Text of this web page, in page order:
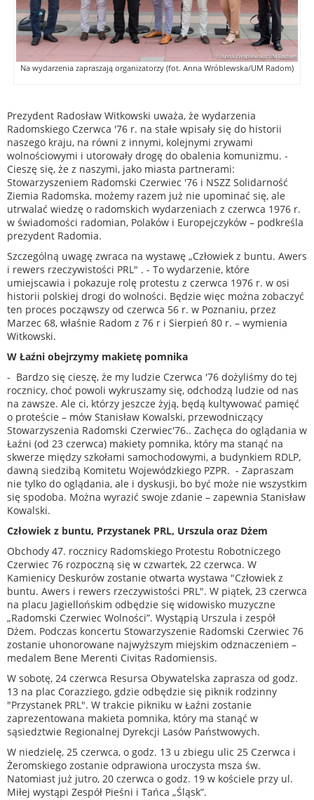
Na wydarzenia zapraszają organizatorzy (fot. Anna Wróblewska/UM Radom)
Prezydent Radosław Witkowski uważa, że wydarzenia
Radomskiego Czerwca '76 r. na stałe wpisały się do historii
naszego kraju, na równi z innymi, kolejnymi zrywami
wolnościowymi i utorowały drogę do obalenia komunizmu. -
Cieszę się, że z naszymi, jako miasta partnerami:
Stowarzyszeniem Radomski Czerwiec '76 i NSZZ Solidarność
Ziemia Radomska, możemy razem już nie upominać się, ale
utrwalać wiedzę o radomskich wydarzeniach z czerwca 1976 r.
w świadomości radomian, Polaków i Europejczyków – podkreśla
prezydent Radomia.
Szczególną uwagę zwraca na wystawę „Człowiek z buntu. Awers
i rewers rzeczywistości PRL" . - To wydarzenie, które
umiejscawia i pokazuje rolę protestu z czerwca 1976 r. w osi
historii polskiej drogi do wolności. Będzie więc można zobaczyć
ten proces począwszy od czerwca 56 r. w Poznaniu, przez
Marzec 68, właśnie Radom z 76 r i Sierpień 80 r. – wymienia
Witkowski.
W Łaźni obejrzymy makietę pomnika
- Bardzo się cieszę, że my ludzie Czerwca '76 dożyliśmy do tej
rocznicy, choć powoli wykruszamy się, odchodzą ludzie od nas
na zawsze. Ale ci, którzy jeszcze żyją, będą kultywować pamięć
o proteście – mów Stanisław Kowalski, przewodniczący
Stowarzyszenia Radomski Czerwiec'76.. Zachęca do oglądania w
Łaźni (od 23 czerwca) makiety pomnika, który ma stanąć na
skwerze między szkołami samochodowymi, a budynkiem RDLP,
dawną siedzibą Komitetu Wojewódzkiego PZPR. - Zapraszam
nie tylko do oglądania, ale i dyskusji, bo być może nie wszystkim
się spodoba. Można wyrazić swoje zdanie – zapewnia Stanisław
Kowalski.
Człowiek z buntu, Przystanek PRL, Urszula oraz Dżem
Obchody 47. rocznicy Radomskiego Protestu Robotniczego
Czerwiec 76 rozpoczną się w czwartek, 22 czerwca. W
Kamienicy Deskurów zostanie otwarta wystawa "Człowiek z
buntu. Awers i rewers rzeczywistości PRL". W piątek, 23 czerwca
na placu Jagiellońskim odbędzie się widowisko muzyczne
„Radomski Czerwiec Wolności”. Wystąpią Urszula i zespół
Dżem. Podczas koncertu Stowarzyszenie Radomski Czerwiec 76
zostanie uhonorowane najwyższym miejskim odznaczeniem –
medalem Bene Merenti Civitas Radomiensis.
W sobotę, 24 czerwca Resursa Obywatelska zaprasza od godz.
13 na plac Corazziego, gdzie odbędzie się piknik rodzinny
"Przystanek PRL". W trakcie pikniku w Łaźni zostanie
zaprezentowana makieta pomnika, który ma stanąć w
sąsiedztwie Regionalnej Dyrekcji Lasów Państwowych.
W niedzielę, 25 czerwca, o godz. 13 u zbiegu ulic 25 Czerwca i
Żeromskiego zostanie odprawiona uroczysta msza św.
Natomiast już jutro, 20 czerwca o godz. 19 w kościele przy ul.
Miłej wystąpi Zespół Pieśni i Tańca „Śląsk”.